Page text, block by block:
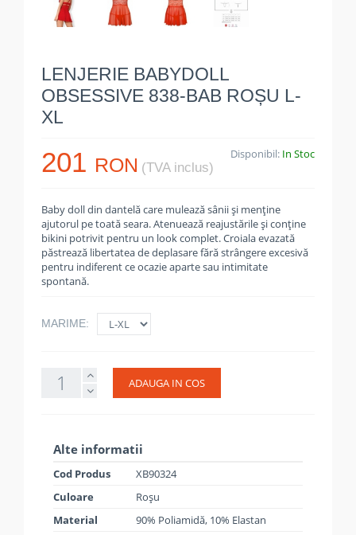
LENJERIE BABYDOLL
OBSESSIVE 838-BAB ROȘU L-
XL
201 RON (TVA inclus)
Disponibil: In Stoc
Baby doll din dantelă care mulează sânii și menține
ajutorul pe toată seara. Atenuează reajustările și conține
bikini potrivit pentru un look complet. Croiala evazată
păstrează libertatea de deplasare fără strângere excesivă
pentru indiferent ce ocazie aparte sau intimitate
spontană.
MARIME:
ADAUGA IN COS
Alte informatii
Cod Produs
XB90324
Culoare
Roșu
Material
90% Poliamidă, 10% Elastan